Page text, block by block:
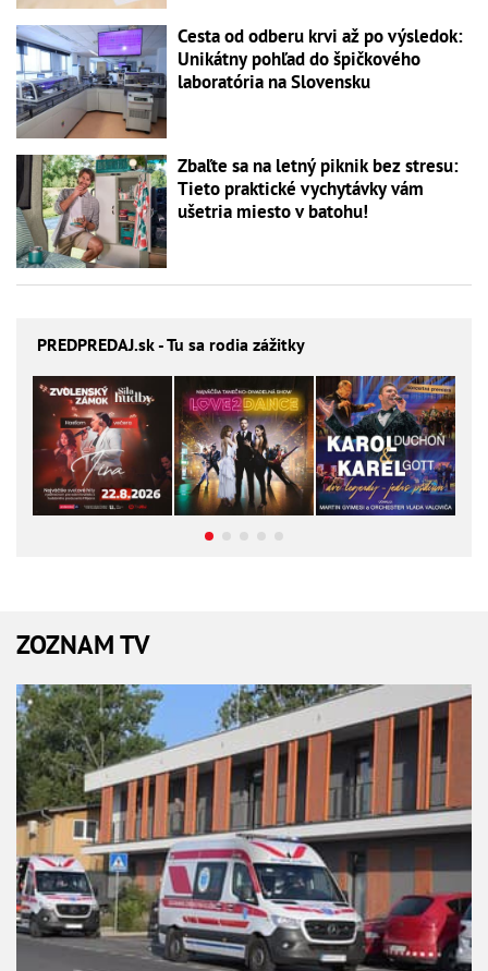
Cesta od odberu krvi až po výsledok:
Unikátny pohľad do špičkového
laboratória na Slovensku
Zbaľte sa na letný piknik bez stresu:
Tieto praktické vychytávky vám
ušetria miesto v batohu!
PREDPREDAJ.sk - Tu sa rodia zážitky
ZOZNAM TV